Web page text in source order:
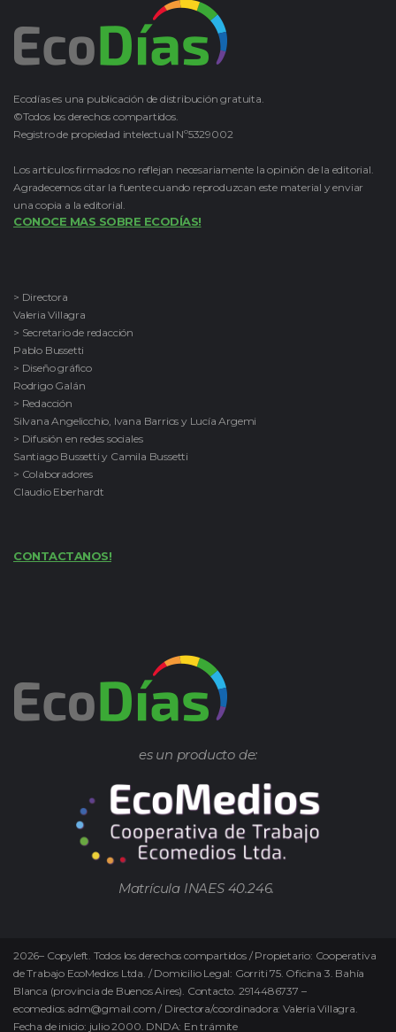
Ecodías es una publicación de distribución gratuita.
©Todos los derechos compartidos.
Registro de propiedad intelectual Nº5329002
Los artículos firmados no reflejan necesariamente la opinión de la editorial.
Agradecemos citar la fuente cuando reproduzcan este material y enviar
una copia a la editorial.
CONOCE MAS SOBRE ECODÍAS!
> Directora
Valeria Villagra
> Secretario de redacción
Pablo Bussetti
> Diseño gráfico
Rodrigo Galán
> Redacción
Silvana Angelicchio, Ivana Barrios y Lucía Argemi
> Difusión en redes sociales
Santiago Bussetti y Camila Bussetti
> Colaboradores
Claudio Eberhardt
CONTACTANOS!
es un producto de:
Matrícula INAES 40.246.
2026– Copyleft. Todos los derechos compartidos / Propietario: Cooperativa
de Trabajo EcoMedios Ltda. / Domicilio Legal: Gorriti 75. Oficina 3. Bahía
Blanca (provincia de Buenos Aires). Contacto. 2914486737 –
ecomedios.adm@gmail.com / Directora/coordinadora: Valeria Villagra.
Fecha de inicio: julio 2000. DNDA: En trámite